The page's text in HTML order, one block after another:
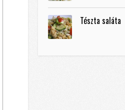
Tészta saláta